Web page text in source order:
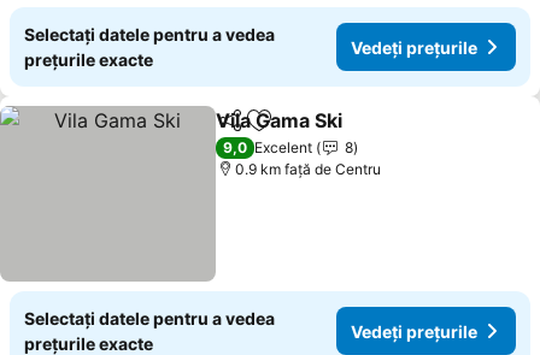
Selectați datele pentru a vedea
prețurile exacte
Vedeți prețurile
DistribuițiAdăugaţi la favorite
Vila Gama Ski
9,0 Excelent
8
0.9 km faţă de Centru
Selectați datele pentru a vedea
prețurile exacte
Vedeți prețurile